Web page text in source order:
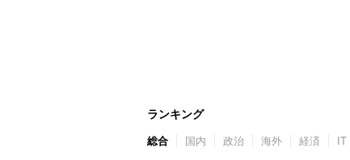
ランキング
総合 国内 政治 海外 経済 IT